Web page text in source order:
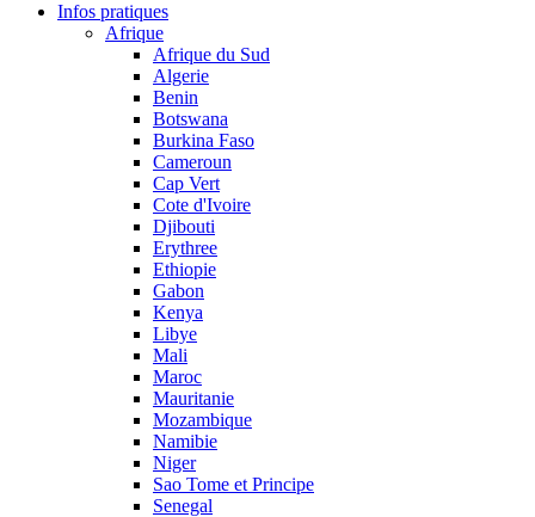
Infos pratiques
Afrique
Afrique du Sud
Algerie
Benin
Botswana
Burkina Faso
Cameroun
Cap Vert
Cote d'Ivoire
Djibouti
Erythree
Ethiopie
Gabon
Kenya
Libye
Mali
Maroc
Mauritanie
Mozambique
Namibie
Niger
Sao Tome et Principe
Senegal